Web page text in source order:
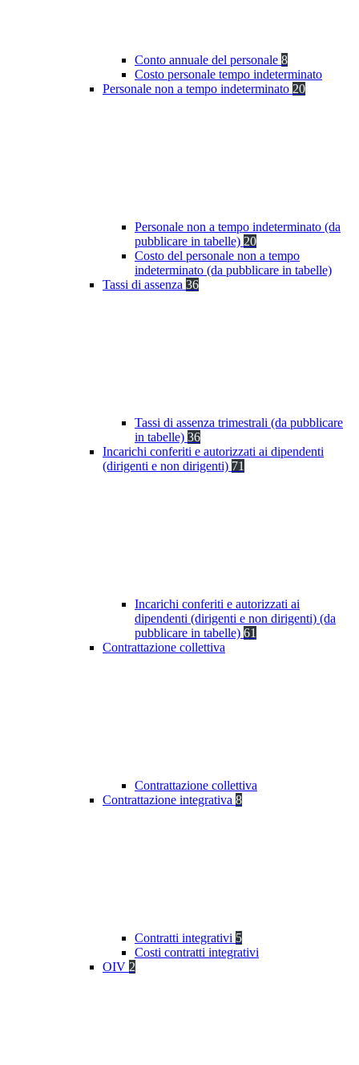
Conto annuale del personale 8
Costo personale tempo indeterminato
Personale non a tempo indeterminato 20
Personale non a tempo indeterminato (da
pubblicare in tabelle) 20
Costo del personale non a tempo
indeterminato (da pubblicare in tabelle)
Tassi di assenza 36
Tassi di assenza trimestrali (da pubblicare
in tabelle) 36
Incarichi conferiti e autorizzati ai dipendenti
(dirigenti e non dirigenti) 71
Incarichi conferiti e autorizzati ai
dipendenti (dirigenti e non dirigenti) (da
pubblicare in tabelle) 61
Contrattazione collettiva
Contrattazione collettiva
Contrattazione integrativa 8
Contratti integrativi 5
Costi contratti integrativi
OIV 2